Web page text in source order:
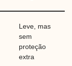
Leve, mas
sem
proteção
extra